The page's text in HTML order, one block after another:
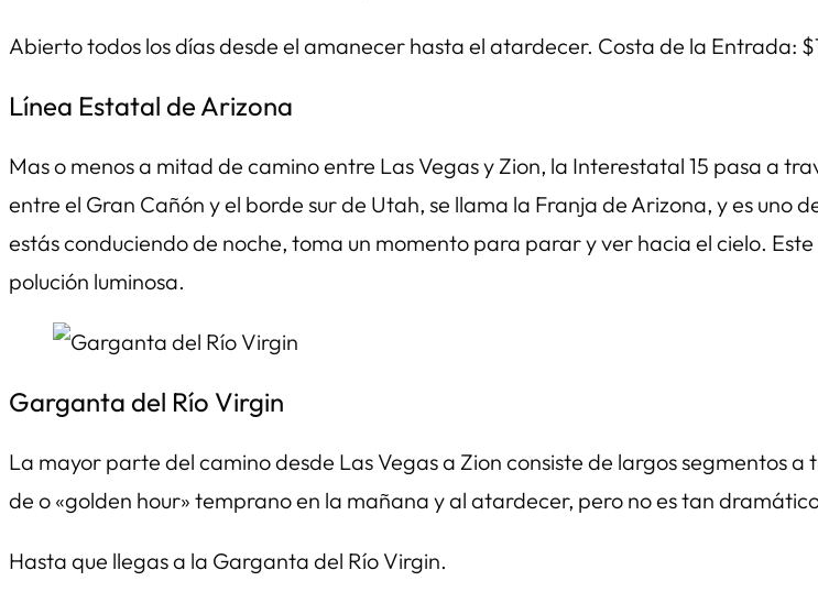
Abierto todos los días desde el amanecer hasta el atardecer. Costa de la Entrada:
Línea Estatal de Arizona
Mas o menos a mitad de camino entre Las Vegas y Zion, la Interestatal 15 pasa a
entre el Gran Cañón y el borde sur de Utah, se llama la Franja de Arizona, y es uno
estás conduciendo de noche, toma un momento para parar y ver hacia el cielo.
polución luminosa.
Garganta del Río Virgin
La mayor parte del camino desde Las Vegas a Zion consiste de largos segmentos
de o «golden hour» temprano en la mañana y al atardecer, pero no es tan
Hasta que llegas a la Garganta del Río Virgin.